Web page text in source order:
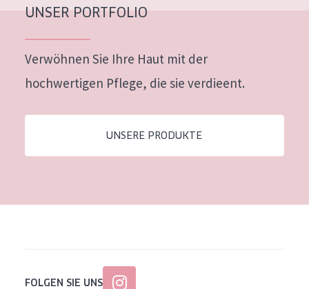
UNSER PORTFOLIO
Verwöhnen Sie Ihre Haut mit der
hochwertigen Pflege, die sie verdieent.
UNSERE PRODUKTE
FOLGEN SIE UNS